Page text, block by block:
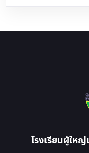
โรงเรียนผู้ให